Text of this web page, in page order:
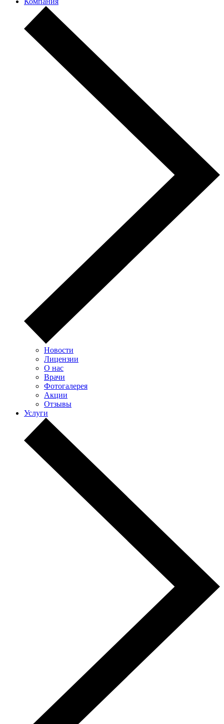
Новости
Лицензии
О нас
Врачи
Фотогалерея
Акции
Отзывы
Услуги